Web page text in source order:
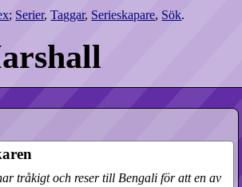
; Serier,Taggar, Serieskapare, Sök.
tråkigt och reser till Bengali för att en av